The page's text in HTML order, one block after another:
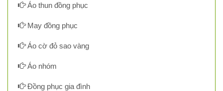
Áo thun đồng phục
May đồng phục
Áo cờ đỏ sao vàng
Áo nhóm
Đồng phục gia đình